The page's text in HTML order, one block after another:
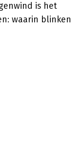
is het
waarin blinken